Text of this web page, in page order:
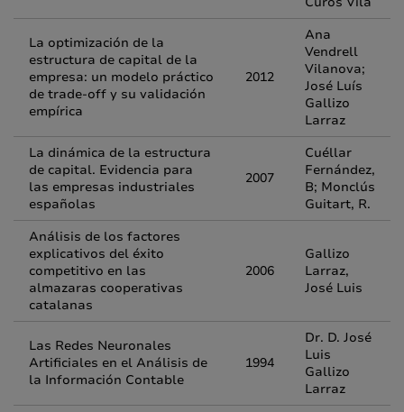
La optimización de la
estructura de capital de la
empresa: un modelo práctico
de trade-off y su validación
empírica
2012
Ana
Vendrell
Vilanova;
José Luís
Gallizo
Larraz
La dinámica de la estructura
de capital. Evidencia para
las empresas industriales
españolas
2007
Cuéllar
Fernández,
B; Monclús
Guitart, R.
Análisis de los factores
explicativos del éxito
competitivo en las
almazaras cooperativas
catalanas
2006
Gallizo
Larraz,
José Luis
Las Redes Neuronales
Artificiales en el Análisis de
la Información Contable
1994
Dr. D. José
Luis
Gallizo
Larraz